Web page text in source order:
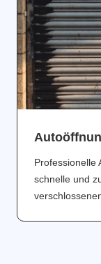
Professionelle
schnelle und